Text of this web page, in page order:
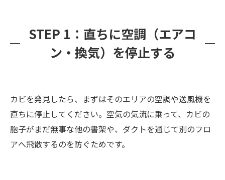
STEP 1：直ちに空調（エアコ
ン・換気）を停止する
カビを発見したら、まずはそのエリアの空調や送風機を
直ちに停止してください。空気の気流に乗って、カビの
胞子がまだ無事な他の書架や、ダクトを通じて別のフロ
アへ飛散するのを防ぐためです。